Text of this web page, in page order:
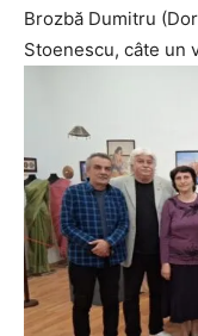
Brozbă Dumitru
Stoenescu, câte un